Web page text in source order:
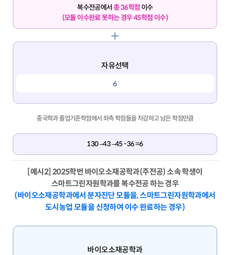
복수전공에서총 36학점 이수
(모듈 이수완료 못하는 경우 45학점 이수)
자유선택
6
중국학과 졸업기준학점에서 좌측 학점들을 차감하고 남은 학점만큼
130 –43 –45 -36 =6
[예시2] 2025학번 바이오소재공학과(주전공) 소속 학생이
스마트그린자원학과를 복수전공 하는 경우
(바이오소재공학과에서 분자진단 모듈을, 스마트그린자원학과에서
도시농업 모듈을 신청하여 이수 완료하는 경우)
바이오소재공학과